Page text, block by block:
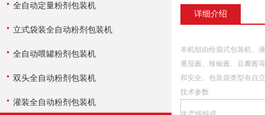
全自动定量粉剂包装机
立式袋装全自动粉剂包装机
全自动喂罐粉剂包装机
双头全自动粉剂包装机
灌装全自动粉剂包装机
详细介绍
本机组由给袋式包装机、
番茄酱、辣椒酱、豆瓣酱
和安全。包装袋类型有自
技术参数